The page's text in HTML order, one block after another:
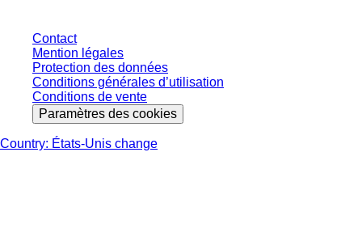
Contact
Mention légales
Protection des données
Conditions générales d’utilisation
Conditions de vente
Paramètres des cookies
Country: États-Unis change